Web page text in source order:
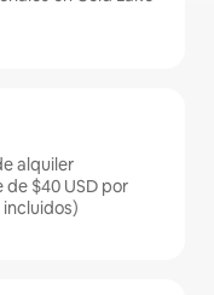
alquiler
$40 USD por